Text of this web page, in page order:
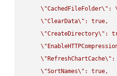
\"CachedFileFolder\" :
\"ClearData\" : true,
\"CreateDirectory\" :
\"
\" RefreshChartCache\" :
\"SortNames\" : true,